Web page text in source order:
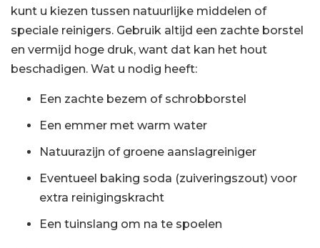
kunt u kiezen tussen natuurlijke middelen of
speciale reinigers. Gebruik altijd een zachte borstel
en vermijd hoge druk, want dat kan het hout
beschadigen. Wat u nodig heeft:
Een zachte bezem of schrobborstel
Een emmer met warm water
Natuurazijn of groene aanslagreiniger
Eventueel baking soda (zuiveringszout) voor
extra reinigingskracht
Een tuinslang om na te spoelen